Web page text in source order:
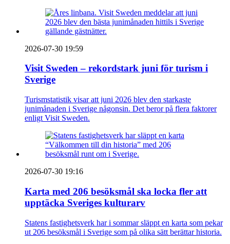
2026-07-30 19:59
Visit Sweden – rekordstark juni för turism i
Sverige
Turismstatistik visar att juni 2026 blev den starkaste
junimånaden i Sverige någonsin. Det beror på flera faktorer
enligt Visit Sweden.
2026-07-30 19:16
Karta med 206 besöksmål ska locka fler att
upptäcka Sveriges kulturarv
Statens fastighetsverk har i sommar släppt en karta som pekar
ut 206 besöksmål i Sverige som på olika sätt berättar historia.